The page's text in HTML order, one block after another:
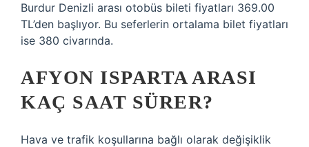
Burdur Denizli arası otobüs bileti fiyatları 369.00
TL’den başlıyor. Bu seferlerin ortalama bilet fiyatları
ise 380 civarında.
AFYON ISPARTA ARASI
KAÇ SAAT SÜRER?
Hava ve trafik koşullarına bağlı olarak değişiklik